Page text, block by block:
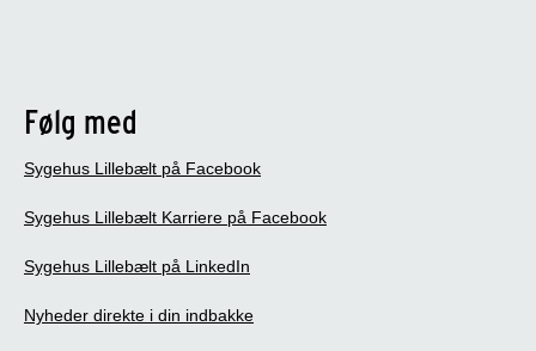
Følg med
Sygehus Lillebælt på Facebook
Sygehus Lillebælt Karriere på Facebook
Sygehus Lillebælt på LinkedIn
Nyheder direkte i din indbakke